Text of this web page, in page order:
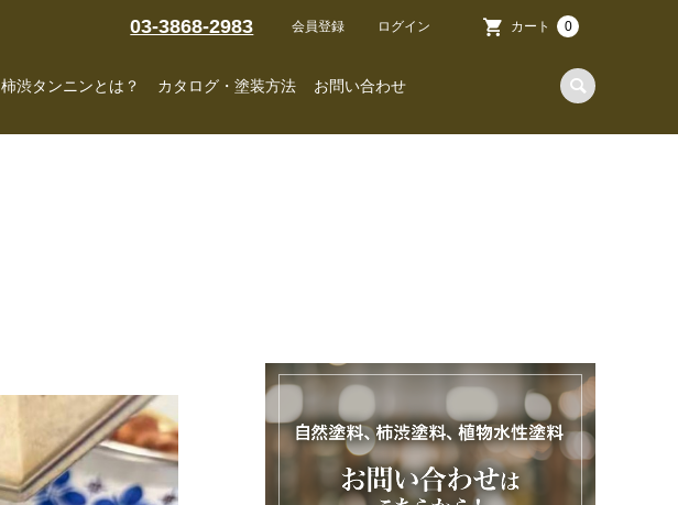
03-3868-2983 会員登録 ログイン カート 0
柿渋タンニンとは？ カタログ・塗装方法 お問い合わせ